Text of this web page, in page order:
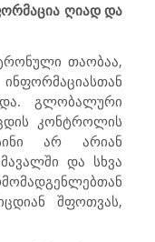
ღიად და
თაობაა,
გლობალური
კონტროლის
არ არიან
და სხვა
შფოთვას,